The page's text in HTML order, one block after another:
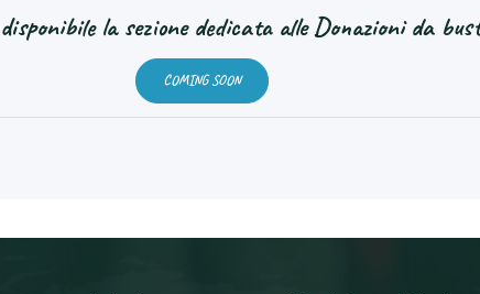
la sezione dedicata alle Donazioni da
COMING SOON